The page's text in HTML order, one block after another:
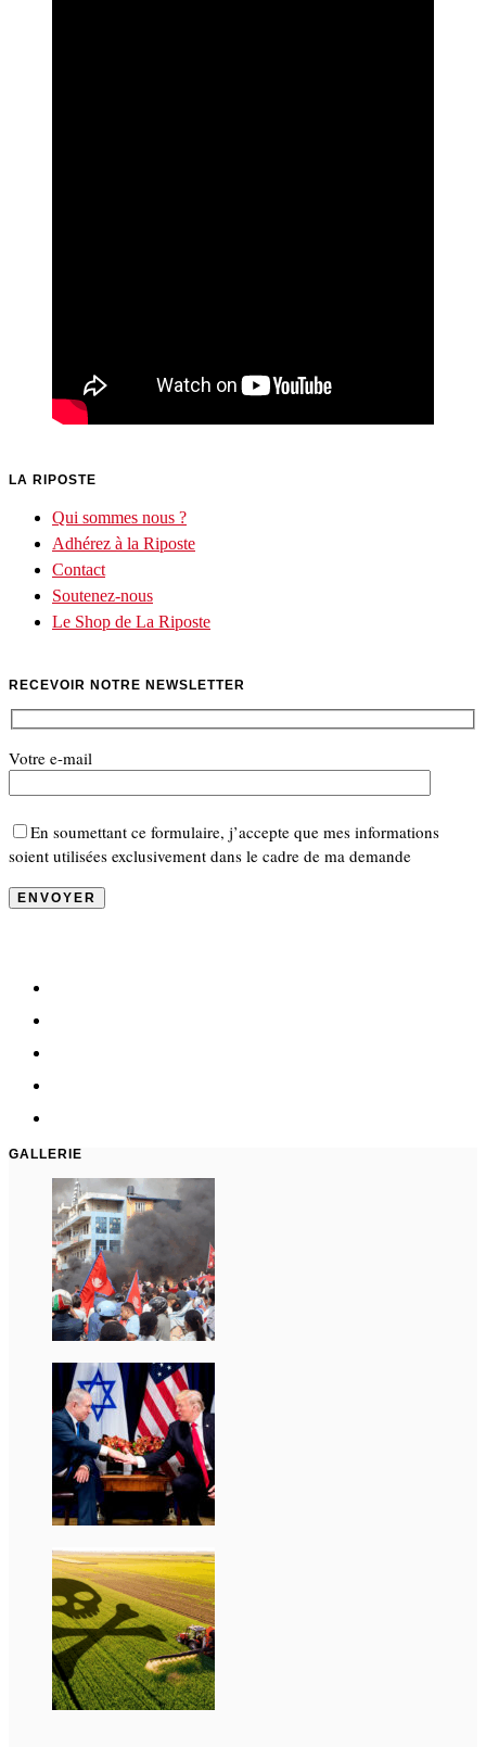
LA RIPOSTE
Qui sommes nous ?
Adhérez à la Riposte
Contact
Soutenez-nous
Le Shop de La Riposte
RECEVOIR NOTRE NEWSLETTER
Votre e-mail
En soumettant ce formulaire, j’accepte que mes informations
soient utilisées exclusivement dans le cadre de ma demande
GALLERIE